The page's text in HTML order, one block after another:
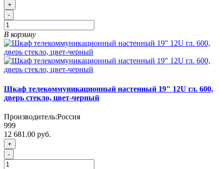
+
-
В корзину
Шкаф телекоммуникационный настенный 19" 12U гл. 600,
дверь стекло, цвет-черный
Производитель:Россия
999
12 681.00 руб.
+
-